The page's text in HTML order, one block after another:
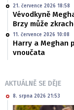
21. července 2026 18:58
Vévodkyně
Brzy může
11. července 2026 10:08
Harry a Meghan
vnoučata
AKTUÁLNĚ SE DĚJE
8. srpna 2026 21:53